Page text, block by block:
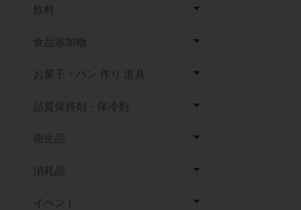
飲料
食品添加物
お菓子・パン 作り 道具
品質保持剤・保冷剤
衛生品
消耗品
イベント